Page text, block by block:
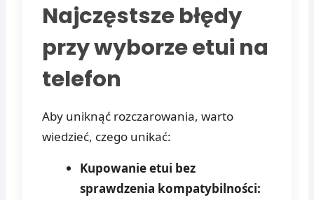
Najczęstsze błędy
przy wyborze etui na
telefon
Aby uniknąć rozczarowania, warto
wiedzieć, czego unikać:
Kupowanie etui bez
sprawdzenia kompatybilności: